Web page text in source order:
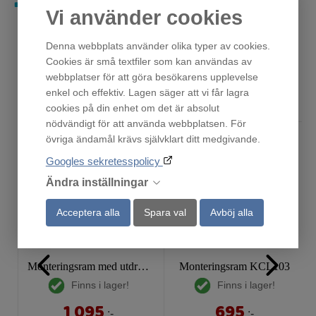
Vi använder cookies
Denna webbplats använder olika typer av cookies.
Cookies är små textfiler som kan användas av
webbplatser för att göra besökarens upplevelse
enkel och effektiv. Lagen säger att vi får lagra
cookies på din enhet om det är absolut
nödvändigt för att använda webbplatsen. För
övriga ändamål krävs självklart ditt medgivande.
Googles sekretesspolicy
Ändra inställningar
Acceptera alla Spara val Avböj alla
Andra har också tittat på
Monteringsram med utdragsskiva
Finns i lager!
:-
Monteringsram KCL103
Finns i lager!
:-